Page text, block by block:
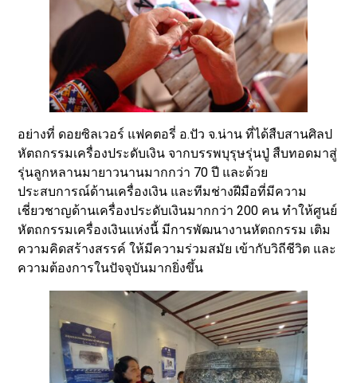
อย่างที่ ดอยซิลเวอร์ แฟคตอรี่ อ.ปัว จ.น่าน ที่ได้สืบสานศิลป
หัตถกรรมเครื่องประดับเงิน จากบรรพบุรุษรุ่นปู่ สืบทอดมาสู่
รุ่นลูกหลานมายาวนานมากกว่า 70 ปี และด้วย
ประสบการณ์ด้านเครื่องเงิน และทีมช่างฝีมือที่มีความ
เชี่ยวชาญด้านเครื่องประดับเงินมากกว่า 200 คน ทำให้ศูนย์
หัตถกรรมเครื่องเงินแห่งนี้ มีการพัฒนางานหัตถกรรม เติม
ความคิดสร้างสรรค์ ให้มีความร่วมสมัย เข้ากับวิถีชีวิต และ
ความต้องการในปัจจุบันมากยิ่งขึ้น